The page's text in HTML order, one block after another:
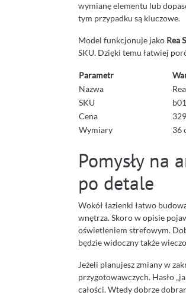
wymianę elementu lub
tym przypadku są kluczowe.
Model funkcjonuje jako Rea
SKU. Dzięki temu łatwiej
Parametr
Nazwa
SKU
Cena
Wymiary
36
Pomysły na
po detale
Wokół łazienki łatwo
wnętrza. Skoro w opisie
oświetleniem strefowym.
będzie widoczny także
Jeżeli planujesz zmiany w
przygotowawczych. Hasło
całości. Wtedy dobrze